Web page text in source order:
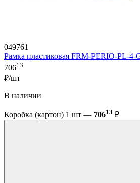
049761
Рамка пластиковая FRM-PERIO-PL-
70613
₽/шт
В наличии
Коробка (картон) 1 шт — 70613 ₽